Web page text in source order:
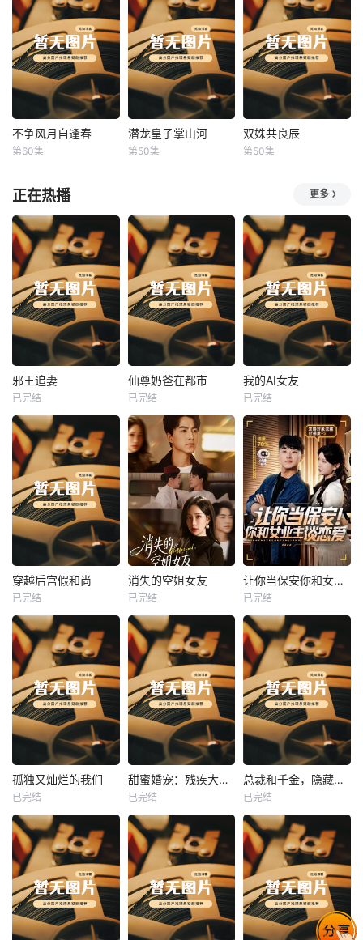
不争风月自逢春
不争风月自逢春
第60集
潜龙皇子掌山河
潜龙皇子掌山河
第50集
双姝共良辰
双姝共良辰
第50集
正在热播 更多
热播
邪王追妻
未知
邪王追妻
已完结
热播
未知
仙尊奶爸在都市
已完结
热播
我的AI女友
未知
我的AI女友
已完结
热播
未知
穿越后宫假和尚
已完结
热播
未知
消失的空姐女友
已完结
热播
未知
让你当保安你和女业主谈恋爱
已完结
热播
未知
孤独又灿烂的我们
已完结
热播
未知
甜蜜婚宠：残疾大佬夜夜撩
已完结
热播
未知
总裁和千金，隐藏身份闪婚了
已完结